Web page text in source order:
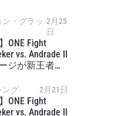
・グラッ 2月25
日
ONE Fight
vs. Andrade II
ジが新王者、
ング 2月21日
ONE Fight
vs. Andrade II